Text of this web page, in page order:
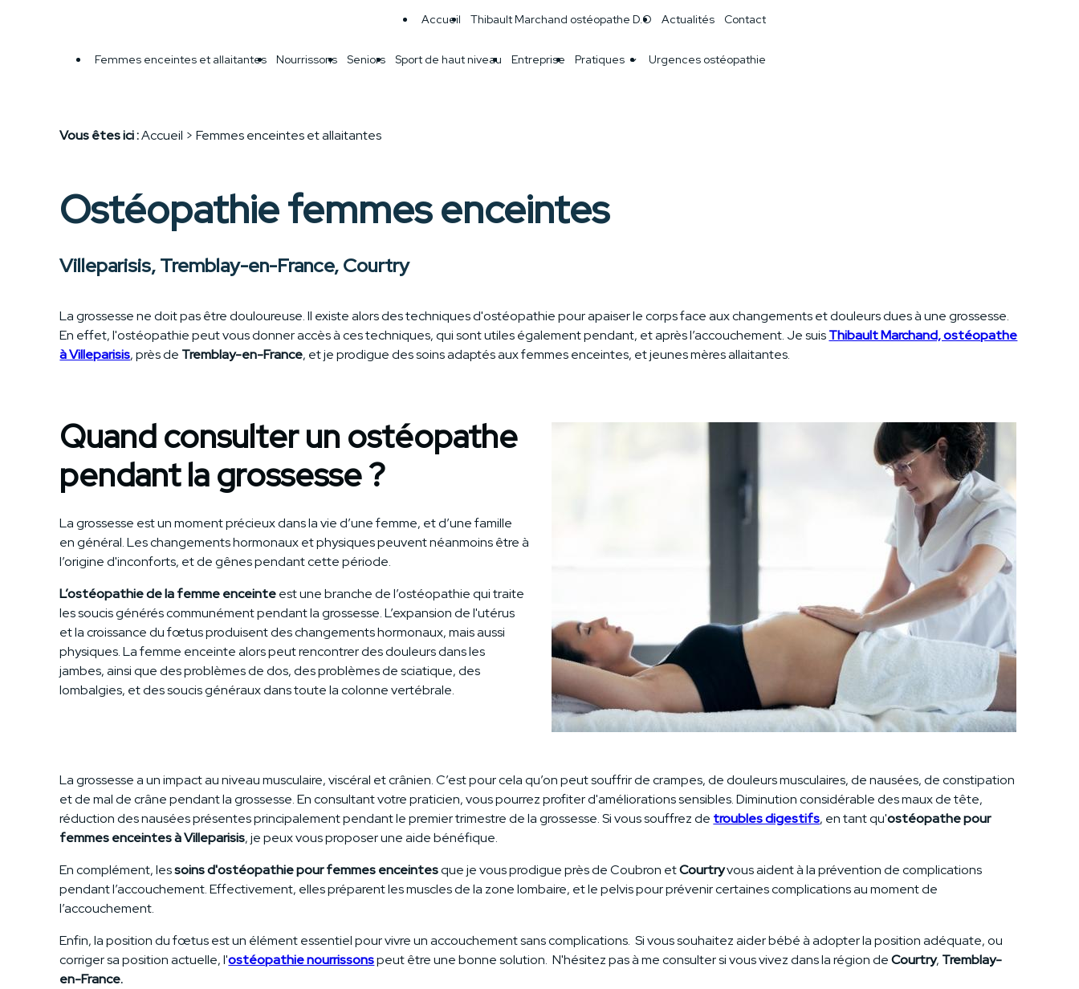
Accueil Thibault Marchand ostéopathe D.O Actualités Contact
Femmes enceintes et allaitantes Nourrissons Seniors Sport de haut niveau Entreprise Pratiques Urgences ostéopathie
Vous êtes ici :Accueil > Femmes enceintes et allaitantes
Ostéopathie femmes enceintes
Villeparisis, Tremblay-en-France, Courtry
La grossesse ne doit pas être douloureuse. Il existe alors des techniques d'ostéopathie pour apaiser le corps face aux changements et douleurs dues à une grossesse.
En effet, l'ostéopathie peut vous donner accès à ces techniques, qui sont utiles également pendant, et après l’accouchement. Je suisThibault Marchand, ostéopathe
à Villeparisis, près de Tremblay-en-France, et je prodigue des soins adaptés aux femmes enceintes, et jeunes mères allaitantes.
Quand consulter un ostéopathe
pendant la grossesse ?
La grossesse est un moment précieux dans la vie d’une femme, et d’une famille
en général. Les changements hormonaux et physiques peuvent néanmoins être à
l’origine d'inconforts, et de gênes pendant cette période.
L’ostéopathie de la femme enceinteest une branche de l’ostéopathie qui traite
les soucis générés communément pendant la grossesse. L’expansion de l'utérus
et la croissance du fœtus produisent des changements hormonaux, mais aussi
physiques. La femme enceinte alors peut rencontrer des douleurs dans les
jambes, ainsi que des problèmes de dos, des problèmes de sciatique, des
lombalgies, et des soucis généraux dans toute la colonne vertébrale.
La grossesse a un impact au niveau musculaire, viscéral et crânien. C’est pour cela qu’on peut souffrir de crampes, de douleurs musculaires, de nausées, de constipation
et de mal de crâne pendant la grossesse. En consultant votre praticien, vous pourrez profiter d'améliorations sensibles. Diminution considérable des maux de tête,
réduction des nausées présentes principalement pendant le premier trimestre de la grossesse. Si vous souffrez de troubles digestifs, en tant qu'ostéopathe pour
femmes enceintes à Villeparisis, je peux vous proposer une aide bénéfique.
En complément, lessoins d'ostéopathie pour femmes enceintesque je vous prodigue près de Coubron etCourtryvous aident à la prévention de complications
pendant l’accouchement. Effectivement, elles préparent les muscles de la zone lombaire, et le pelvis pour prévenir certaines complications au moment de
l’accouchement.
Enfin, la position du fœtus est un élément essentiel pour vivre un accouchement sans complications. Si vous souhaitez aider bébé à adopter la position adéquate, ou
corriger sa position actuelle, l'ostéopathie nourrissonspeut être une bonne solution. N'hésitez pas à me consulter si vous vivez dans la région deCourtry, Tremblay-
en-France.